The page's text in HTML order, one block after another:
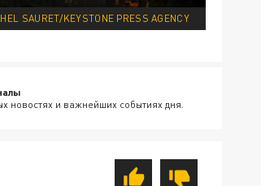
SAURET/KEYSTONE PRESS AGENCY
новостях и важнейших событиях дня.